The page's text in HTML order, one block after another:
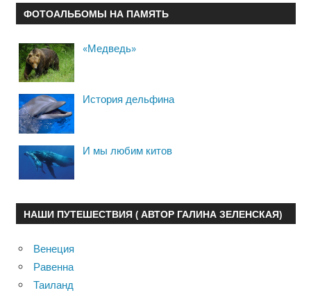
ФОТОАЛЬБОМЫ НА ПАМЯТЬ
«Медведь»
История дельфина
И мы любим китов
НАШИ ПУТЕШЕСТВИЯ ( АВТОР ГАЛИНА ЗЕЛЕНСКАЯ)
Венеция
Равенна
Таиланд